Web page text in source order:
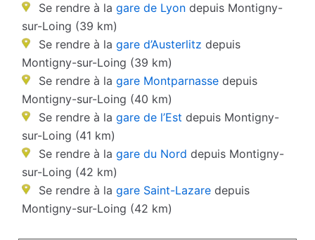
Se rendre à la gare de Lyon depuis Montigny-
sur-Loing (39 km)
Se rendre à la gare d’Austerlitz depuis
Montigny-sur-Loing (39 km)
Se rendre à la gare Montparnasse depuis
Montigny-sur-Loing (40 km)
Se rendre à la gare de l’Est depuis Montigny-
sur-Loing (41 km)
Se rendre à la gare du Nord depuis Montigny-
sur-Loing (42 km)
Se rendre à la gare Saint-Lazare depuis
Montigny-sur-Loing (42 km)